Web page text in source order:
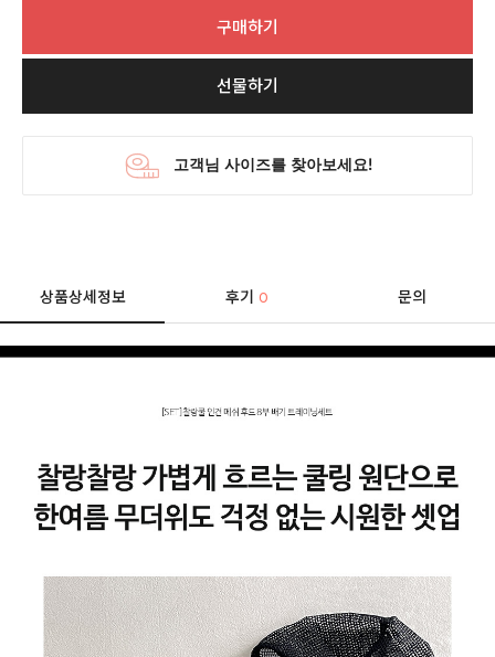
구매하기
선물하기
상품상세정보 후기0 문의